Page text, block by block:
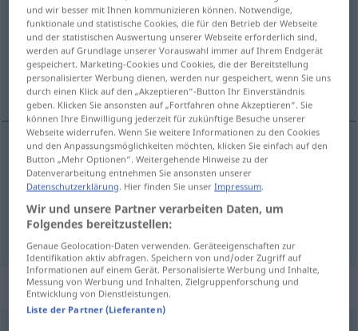
Übersicht aller Übersetzungen
(Für mehr Details die Übersetzung anklicken/antippen)
ad hoc, to the occasion
hoc ad hoc besonders PHIL
to the occasion ad hoc besonders PHIL
Synonyme für "ad hoc"
und wir besser mit Ihnen kommunizieren können. Notwendige,
funktionale und statistische Cookies, die für den Betrieb der Webseite
und der statistischen Auswertung unserer Webseite erforderlich sind,
werden auf Grundlage unserer Vorauswahl immer auf Ihrem Endgerät
gespeichert. Marketing-Cookies und Cookies, die der Bereitstellung
personalisierter Werbung dienen, werden nur gespeichert, wenn Sie uns
durch einen Klick auf den „Akzeptieren“-Button Ihr Einverständnis
geben. Klicken Sie ansonsten auf „Fortfahren ohne Akzeptieren“. Sie
können Ihre Einwilligung jederzeit für zukünftige Besuche unserer
Webseite widerrufen. Wenn Sie weitere Informationen zu den Cookies
und den Anpassungsmöglichkeiten möchten, klicken Sie einfach auf den
Button „Mehr Optionen“. Weitergehende Hinweise zu der
Datenverarbeitung entnehmen Sie ansonsten unserer
Datenschutzerklärung . Hier finden Sie unserImpressum
Wir und unsere Partner verarbeiten Daten, um
Folgendes bereitzustellen:
Genaue Geolocation-Daten verwenden. Geräteeigenschaften zur
Identifikation aktiv abfragen. Speichern von und/oder Zugriff auf
Informationen auf einem Gerät. Personalisierte Werbung und Inhalte,
Messung von Werbung und Inhalten, Zielgruppenforschung und
Entwicklung von Dienstleistungen.
Liste der Partner (Lieferanten)